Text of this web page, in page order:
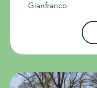
Gianfranco